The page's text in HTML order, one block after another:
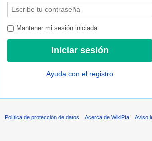
Mantener mi sesión iniciada
Ayuda con el registro
Política de protección de datos Acerca de WikiPía Aviso